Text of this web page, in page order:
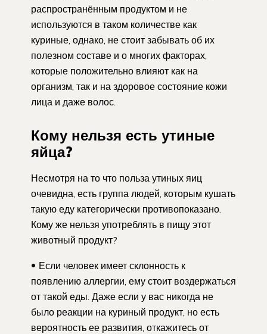
распространённым продуктом и не
используются в таком количестве как
куриные, однако, не стоит забывать об их
полезном составе и о многих факторах,
которые положительно влияют как на
организм, так и на здоровое состояние кожи
лица и даже волос.
Кому нельзя есть утиные
яйца?
Несмотря на то что польза утиных яиц
очевидна, есть группа людей, которым кушать
такую еду категорически противопоказано.
Кому же нельзя употреблять в пищу этот
животный продукт?
Если человек имеет склонность к
появлению аллергии, ему стоит воздержаться
от такой еды. Даже если у вас никогда не
было реакции на куриный продукт, но есть
вероятность ее развития, откажитесь от